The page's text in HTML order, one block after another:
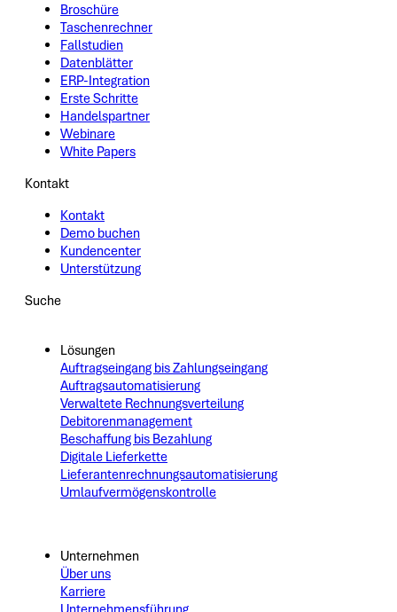
Broschüre
Taschenrechner
Fallstudien
Datenblätter
ERP-Integration
Erste Schritte
Handelspartner
Webinare
White Papers
Kontakt
Kontakt
Demo buchen
Kundencenter
Unterstützung
Suche
Lösungen
Auftragseingang bis Zahlungseingang
Auftragsautomatisierung
Verwaltete Rechnungsverteilung
Debitorenmanagement
Beschaffung bis Bezahlung
Digitale Lieferkette
Lieferantenrechnungsautomatisierung
Umlaufvermögenskontrolle
Unternehmen
Über uns
Karriere